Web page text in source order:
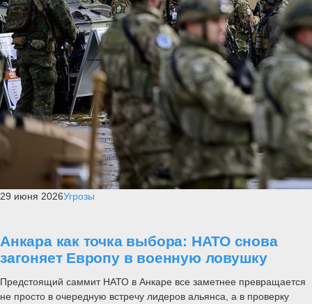
29 июня 2026Угрозы
Анкара как точка выбора: НАТО снова
загоняет Европу в военную ловушку
Предстоящий саммит НАТО в Анкаре все заметнее превращается
не просто в очередную встречу лидеров альянса, а в проверку